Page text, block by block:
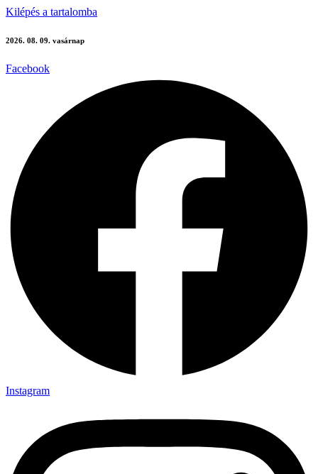
Kilépés a tartalomba
2026. 08. 09. vasárnap
Facebook
Instagram